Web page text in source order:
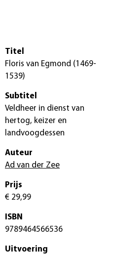
Titel
Floris van Egmond (1469-
1539)
Subtitel
Veldheer in dienst van
hertog, keizer en
landvoogdessen
Auteur
Ad van der Zee
Prijs
€ 29,99
ISBN
9789464566536
Uitvoering